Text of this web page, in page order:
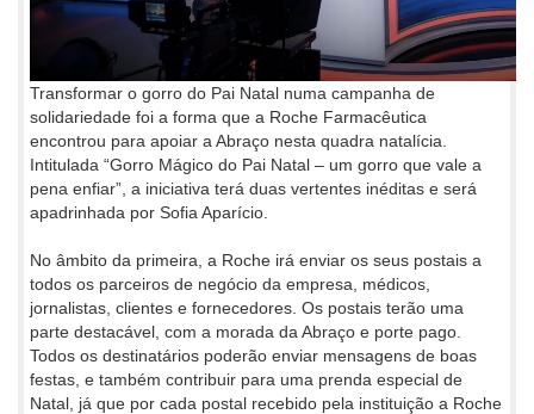
Transformar o gorro do Pai Natal numa campanha de
solidariedade foi a forma que a Roche Farmacêutica
encontrou para apoiar a Abraço nesta quadra natalícia.
Intitulada “Gorro Mágico do Pai Natal – um gorro que vale a
pena enfiar”, a iniciativa terá duas vertentes inéditas e será
apadrinhada por Sofia Aparício.
No âmbito da primeira, a Roche irá enviar os seus postais a
todos os parceiros de negócio da empresa, médicos,
jornalistas, clientes e fornecedores. Os postais terão uma
parte destacável, com a morada da Abraço e porte pago.
Todos os destinatários poderão enviar mensagens de boas
festas, e também contribuir para uma prenda especial de
Natal, já que por cada postal recebido pela instituição a Roche